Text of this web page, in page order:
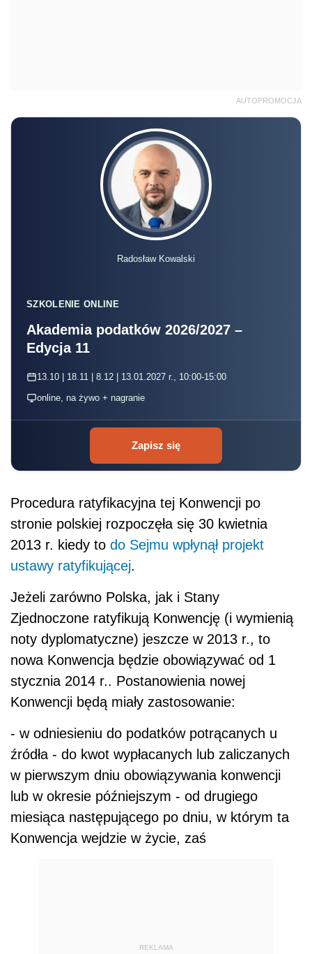
AUTOPROMOCJA
Radosław Kowalski
SZKOLENIE ONLINE
Akademia podatków 2026/2027 –
Edycja 11
13.10 | 18.11 | 8.12 | 13.01.2027 r., 10:00-15:00
online, na żywo + nagranie
Zapisz się
Procedura ratyfikacyjna tej Konwencji po
stronie polskiej rozpoczęła się 30 kwietnia
2013 r. kiedy to do Sejmu wpłynął projekt
ustawy ratyfikującej.
Jeżeli zarówno Polska, jak i Stany
Zjednoczone ratyfikują Konwencję (i wymienią
noty dyplomatyczne) jeszcze w 2013 r., to
nowa Konwencja będzie obowiązywać od 1
stycznia 2014 r.. Postanowienia nowej
Konwencji będą miały zastosowanie:
- w odniesieniu do podatków potrącanych u
źródła - do kwot wypłacanych lub zaliczanych
w pierwszym dniu obowiązywania konwencji
lub w okresie późniejszym - od drugiego
miesiąca następującego po dniu, w którym ta
Konwencja wejdzie w życie, zaś
REKLAMA